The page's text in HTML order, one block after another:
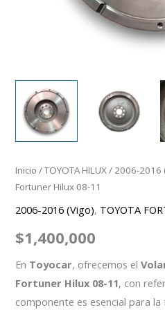
Inicio /TOYOTA HILUX/ 2006-2016
Fortuner Hilux 08-11
2006-2016 (Vigo), TOYOTA
$1,400,000
En Toyocar, ofrecemos el
Fortuner Hilux 08-11, con
componente es esencial para